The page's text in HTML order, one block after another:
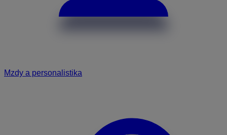
Mzdy a personalistika